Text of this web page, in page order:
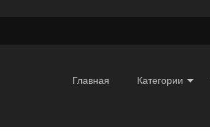
Главная Категории